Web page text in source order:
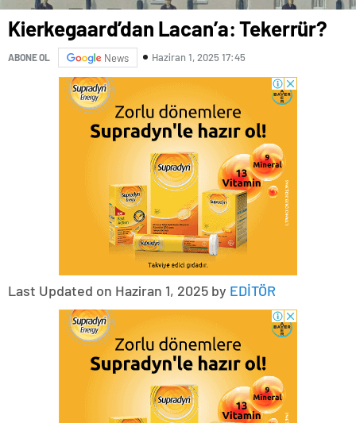
Kierkegaard’dan Lacan’a: Tekerrür?
ABONE OL News Haziran 1, 2025 17:45
Last Updated on Haziran 1, 2025 by EDİTÖR